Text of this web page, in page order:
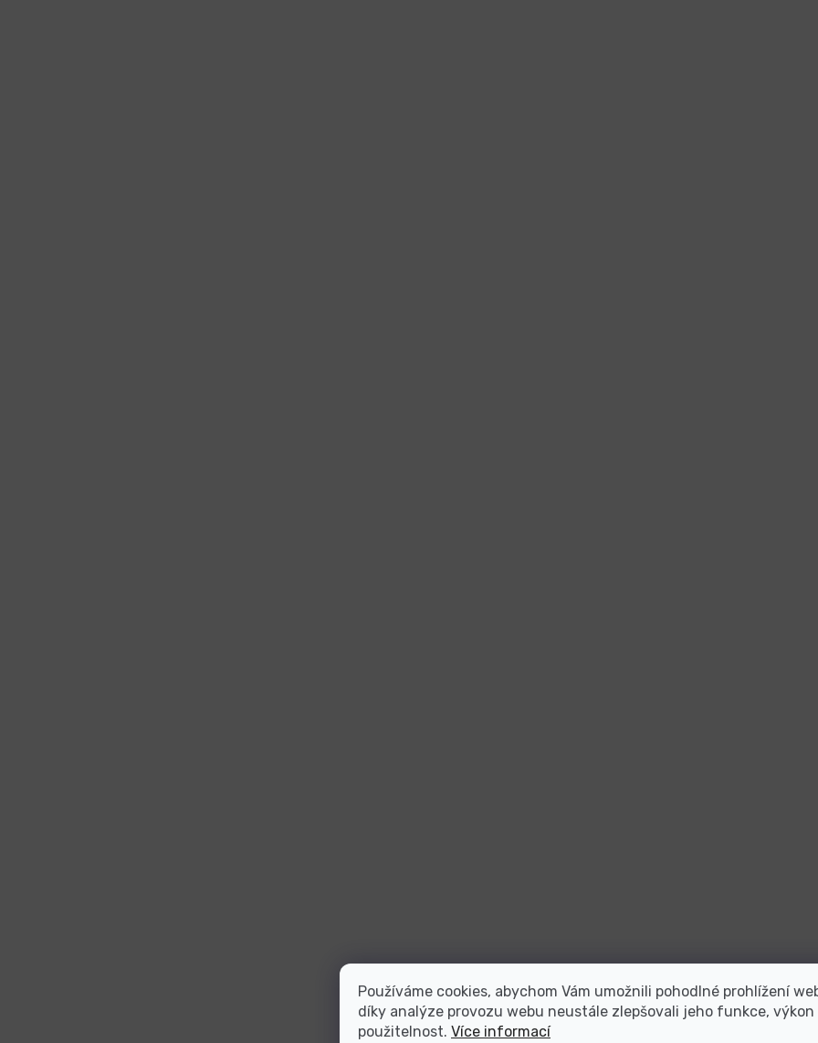
Používáme cookies, abychom Vám umožnili pohodlné prohlížení
díky analýze provozu webu neustále zlepšovali jeho funkce, výkon
použitelnost. Více informací